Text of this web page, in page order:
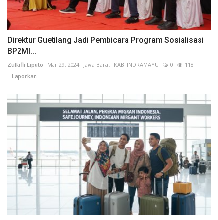
Direktur Guetilang Jadi Pembicara Program Sosialisasi
BP2MI...
Zulkifli Liputo Mar 29, 2024 Jawa Barat KAB. INDRAMAYU 0
118
Laporkan